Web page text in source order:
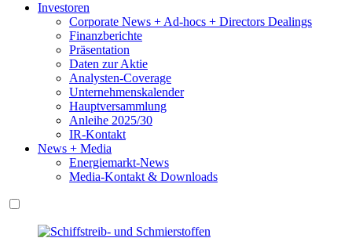
Investoren
Corporate News + Ad-hocs + Directors Dealings
Finanzberichte
Präsentation
Daten zur Aktie
Analysten-Coverage
Unternehmenskalender
Hauptversammlung
Anleihe 2025/30
IR-Kontakt
News + Media
Energiemarkt-News
Media-Kontakt & Downloads